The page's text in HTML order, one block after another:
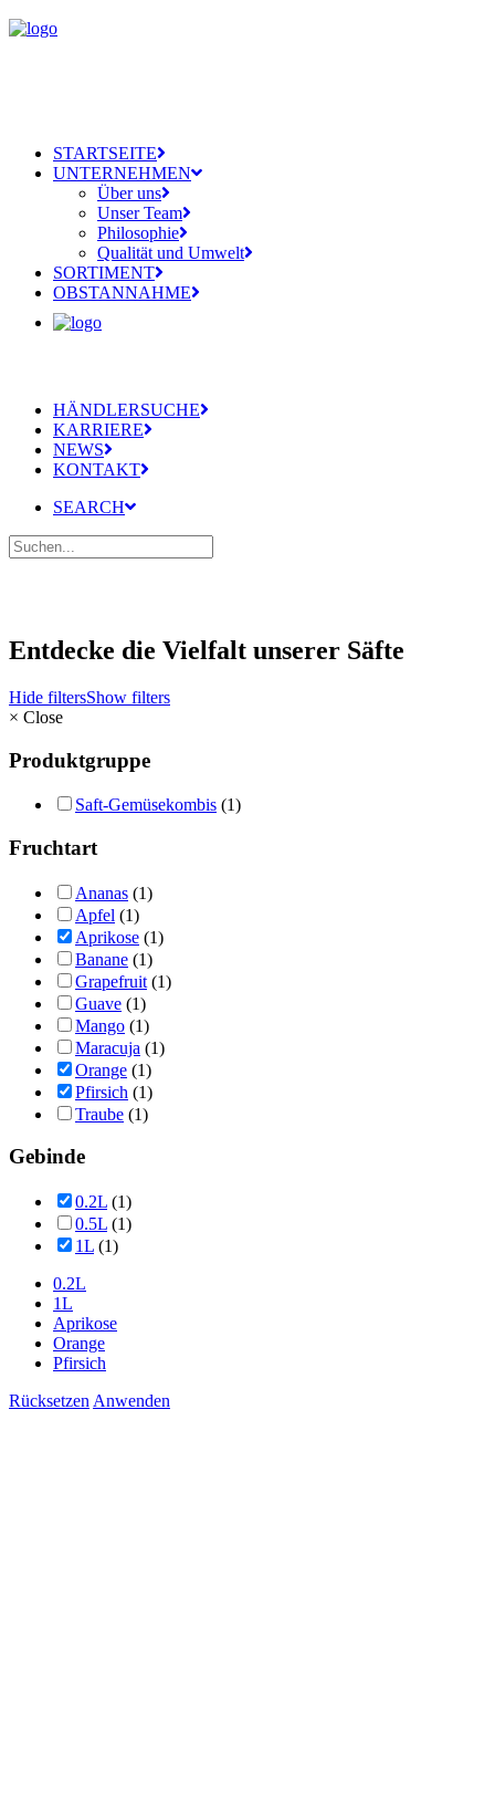
STARTSEITE
UNTERNEHMEN
Über uns
Unser Team
Philosophie
Qualität und Umwelt
SORTIMENT
OBSTANNAHME
HÄNDLERSUCHE
KARRIERE
NEWS
KONTAKT
SEARCH
Entdecke die Vielfalt unserer Säfte
Hide filtersShow filters
× Close
Produktgruppe
Saft-Gemüsekombis (1)
Fruchtart
Ananas (1)
Apfel (1)
Aprikose (1)
Banane (1)
Grapefruit (1)
Guave (1)
Mango (1)
Maracuja (1)
Orange (1)
Pfirsich (1)
Traube (1)
Gebinde
0.2L (1)
0.5L (1)
1L (1)
0.2L
1L
Aprikose
Orange
Pfirsich
Rücksetzen Anwenden